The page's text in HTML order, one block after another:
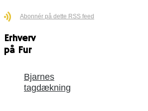
Abonnér på dette RSS feed
Erhverv
på Fur
Bjarnes
tagdækning